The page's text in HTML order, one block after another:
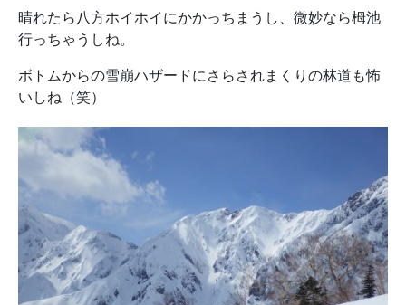
晴れたら八方ホイホイにかかっちまうし、微妙なら栂池
行っちゃうしね。
ボトムからの雪崩ハザードにさらされまくりの林道も怖
いしね（笑）